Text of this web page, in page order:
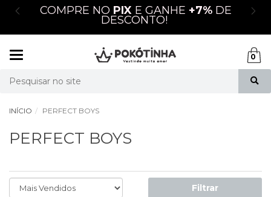
COMPRE NO PIXE GANHE +7%DE
DESCONTO!
0
INÍCIO PERFECT BOYS
PERFECT BOYS
Filtrar